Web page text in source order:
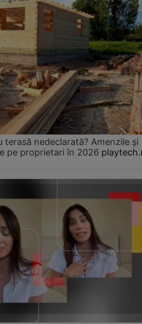
terasă nedeclarată? Amenzile și
pe proprietari în 2026